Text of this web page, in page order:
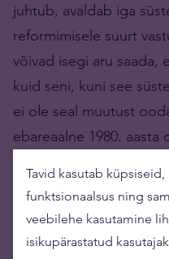
juhtub, avaldab iga
reformimisele suurt
võivad isegi aru saada,
kuid seni, kuni see
ei ole seal muutust
ebareaalne 1980.
sotsialismilt
ei olnud veel piisavalt
Tavid kasutab
funktsionaalsus ning
veebilehe kasutamine
isikupärastatud